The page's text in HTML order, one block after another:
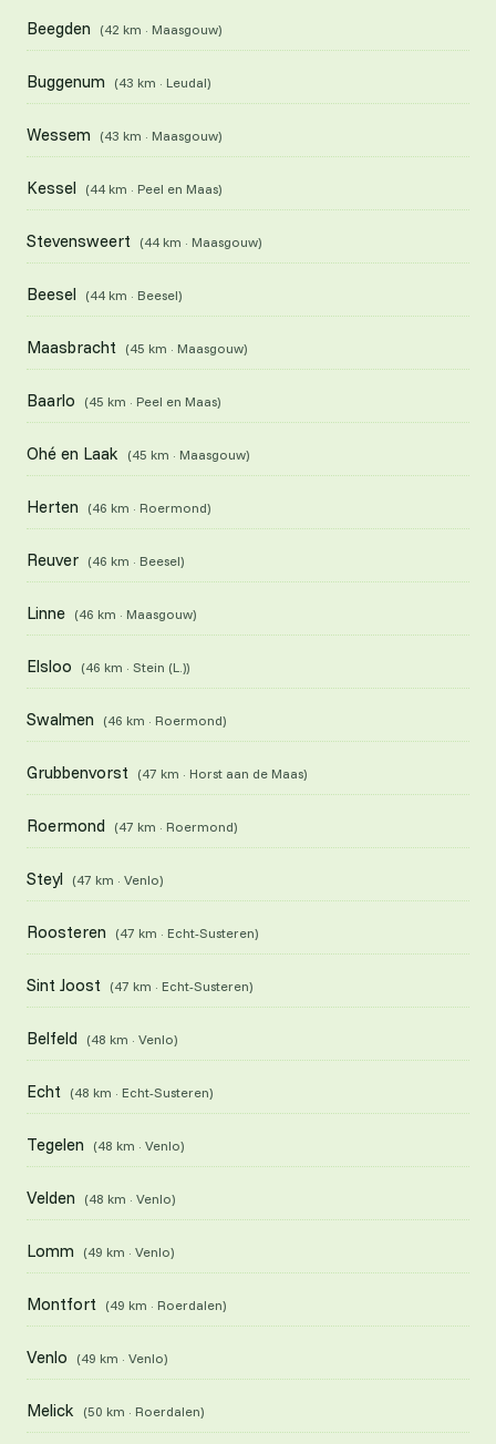
Beegden (42 km · Maasgouw)
Buggenum (43 km · Leudal)
Wessem (43 km · Maasgouw)
Kessel (44 km · Peel en Maas)
Stevensweert (44 km · Maasgouw)
Beesel (44 km · Beesel)
Maasbracht (45 km · Maasgouw)
Baarlo (45 km · Peel en Maas)
Ohé en Laak (45 km · Maasgouw)
Herten (46 km · Roermond)
Reuver (46 km · Beesel)
Linne (46 km · Maasgouw)
Elsloo (46 km · Stein (L.))
Swalmen (46 km · Roermond)
Grubbenvorst (47 km · Horst aan de Maas)
Roermond (47 km · Roermond)
Steyl (47 km · Venlo)
Roosteren (47 km · Echt-Susteren)
Sint Joost (47 km · Echt-Susteren)
Belfeld (48 km · Venlo)
Echt (48 km · Echt-Susteren)
Tegelen (48 km · Venlo)
Velden (48 km · Venlo)
Lomm (49 km · Venlo)
Montfort (49 km · Roerdalen)
Venlo (49 km · Venlo)
Melick (50 km · Roerdalen)